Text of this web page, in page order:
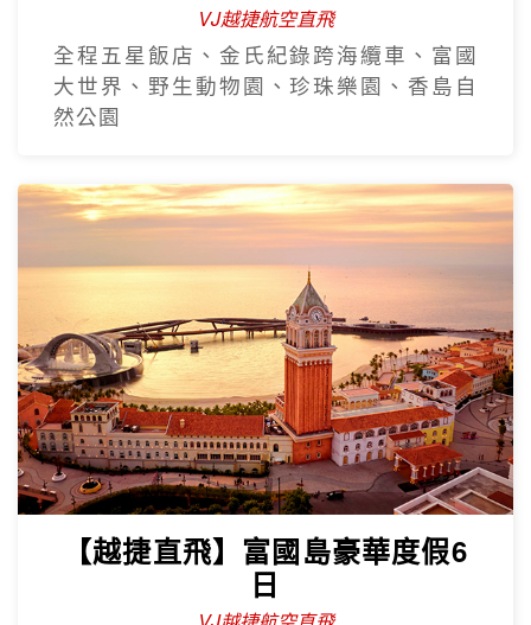
VJ越捷航空直飛
全程五星飯店、金氏紀錄跨海纜車、富國
大世界、野生動物園、珍珠樂園、香島自
然公園
【越捷直飛】富國島豪華度假6
日